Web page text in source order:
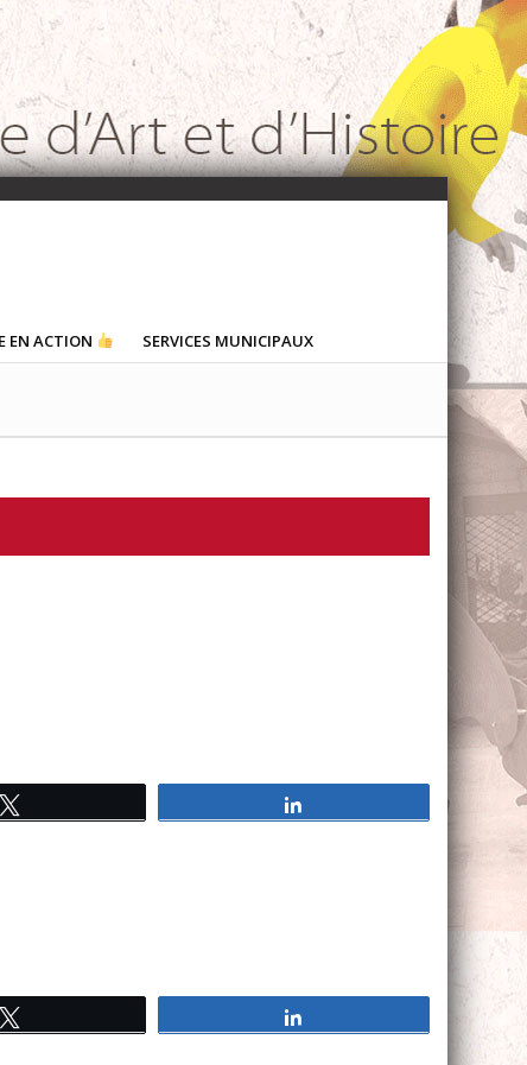
EN ACTION SERVICES MUNICIPAUX